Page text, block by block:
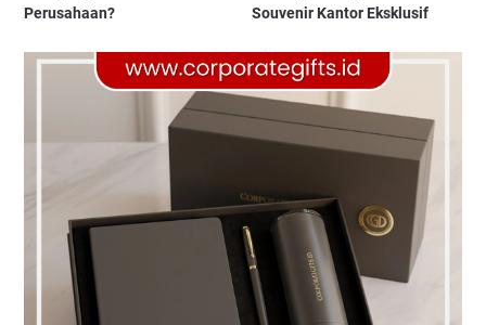
Perusahaan?
Souvenir Kantor Eksklusif